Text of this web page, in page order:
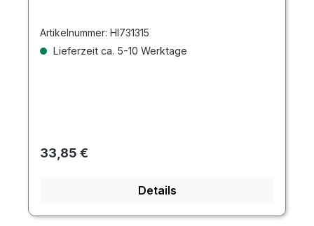
Artikelnummer: HI731315
Lieferzeit ca. 5-10 Werktage
Regulärer Preis:
33,85 €
Details